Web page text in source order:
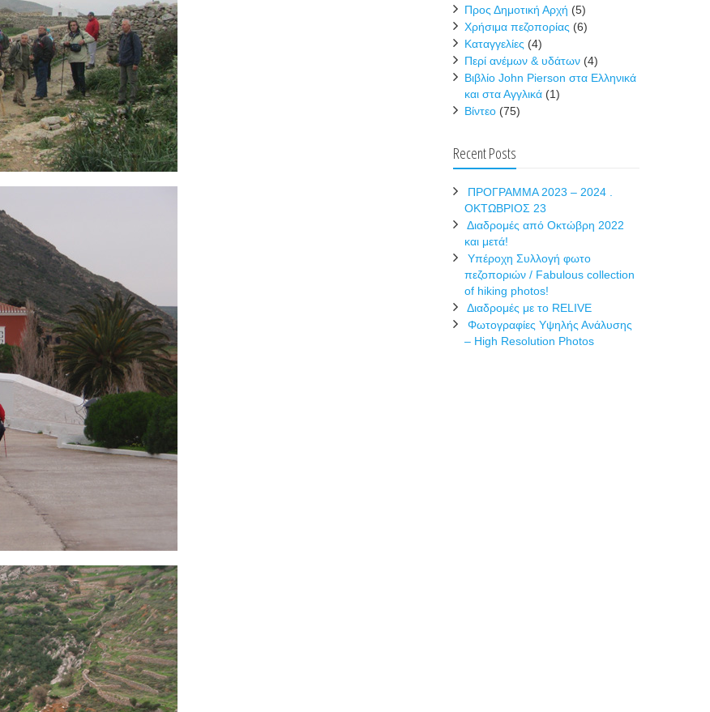
Προς Δημοτική Αρχή (5)
Χρήσιμα πεζοπορίας (6)
Καταγγελίες (4)
Περί ανέμων & υδάτων (4)
Βιβλίο John Pierson στα Ελληνικά
και στα Αγγλικά (1)
Βίντεο (75)
Recent Posts
ΠΡΟΓΡΑΜΜΑ 2023 – 2024 .
ΟΚΤΩΒΡΙΟΣ 23
Διαδρομές από Οκτώβρη 2022
και μετά!
Υπέροχη Συλλογή φωτο
πεζοποριών / Fabulous collection
of hiking photos!
Διαδρομές με το RELIVE
Φωτογραφίες Υψηλής Ανάλυσης
– High Resolution Photos